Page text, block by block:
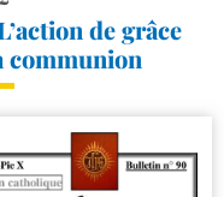
de grâce
communion